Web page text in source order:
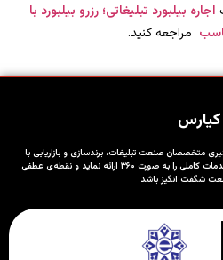
اجاره بیلبورد تبلیغاتی؛ رزرو بیلبورد با
مراجعه کنید.
کیارس
متخصصان صنعت تبلیغات، برندسازی و بازاریابی با
تکیه بر خلاقیت خود توانسته است سبد خدمات کاملی را به صورت ۳۶۰ ارائه نماید و نقطه‌ی عطفی
شگفت انگیز باشد